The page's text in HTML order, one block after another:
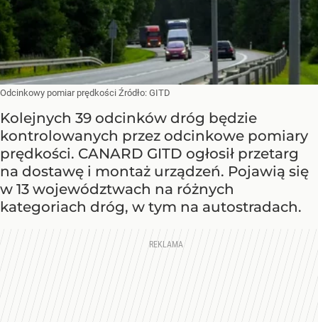
Odcinkowy pomiar prędkości Źródło: GITD
Kolejnych 39 odcinków dróg będzie
kontrolowanych przez odcinkowe pomiary
prędkości. CANARD GITD ogłosił przetarg
na dostawę i montaż urządzeń. Pojawią się
w 13 województwach na różnych
kategoriach dróg, w tym na autostradach.